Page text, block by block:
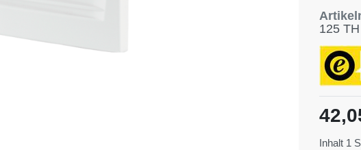
125 TH
Inhalt 1